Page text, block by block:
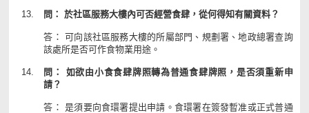
問： 於社區服務大樓內可否經營食肆，從何得知有關資料？
答： 可向該社區服務大樓的所屬部門、規劃署、地政總署查詢
該處所是否可作食物業用途。
問： 如欲由小食食肆牌照轉為普通食肆牌照，是否須重新申
請？
答： 是須要向食環署提出申請。食環署在簽發暫准或正式普通